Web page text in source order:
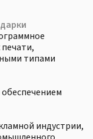
индустрии,
печати.